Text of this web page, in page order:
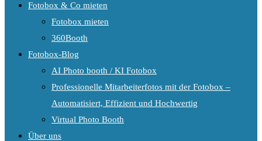
Fotobox & Co mieten
Fotobox mieten
360Booth
Fotobox-Blog
AI Photo booth / KI Fotobox
Professionelle Mitarbeiterfotos mit der Fotobox –
Automatisiert, Effizient und Hochwertig
Virtual Photo Booth
Über uns